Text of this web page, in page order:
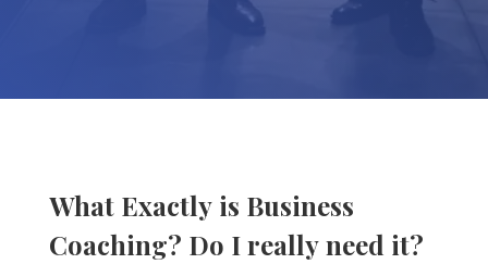
What Exactly is Business
Coaching? Do I really need it?